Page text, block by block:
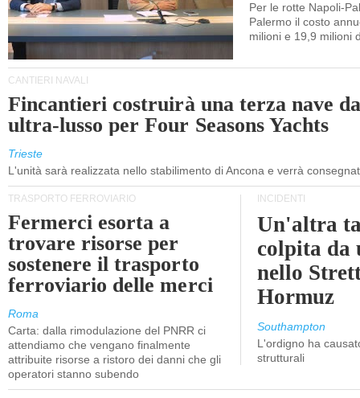
Per le rotte Napoli-
Palermo il costo
milioni e 19,9 milioni
CANTIERI NAVALI
Fincantieri costruirà una terza nave
ultra-lusso per Four Seasons Yachts
Trieste
L'unità sarà realizzata nello stabilimento di Ancona e verrà
TRASPORTO FERROVIARIO
Fermerci esorta a
trovare risorse per
sostenere il trasporto
ferroviario delle merci
Roma
Carta: dalla rimodulazione del PNRR ci
attendiamo che vengano finalmente
attribuite risorse a ristoro dei danni che gli
operatori stanno subendo
INCIDENTI
Un'altra
colpita da
nello
Hormuz
Southampton
L'ordigno ha
strutturali